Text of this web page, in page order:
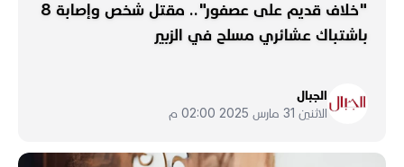
"خلاف قديم على عصفور".. مقتل شخص وإصابة 8
باشتباك عشائري مسلح في الزبير
الجبال
الاثنين 31 مارس 2025 02:00 م